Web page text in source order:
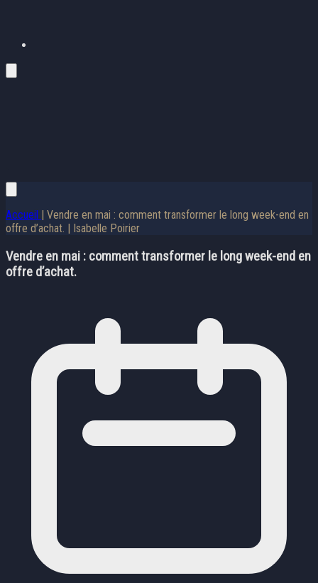
Accueil | Vendre en mai : comment transformer le long week-end en
offre d’achat. | Isabelle Poirier
Vendre en mai : comment transformer le long week-end en
offre d’achat.